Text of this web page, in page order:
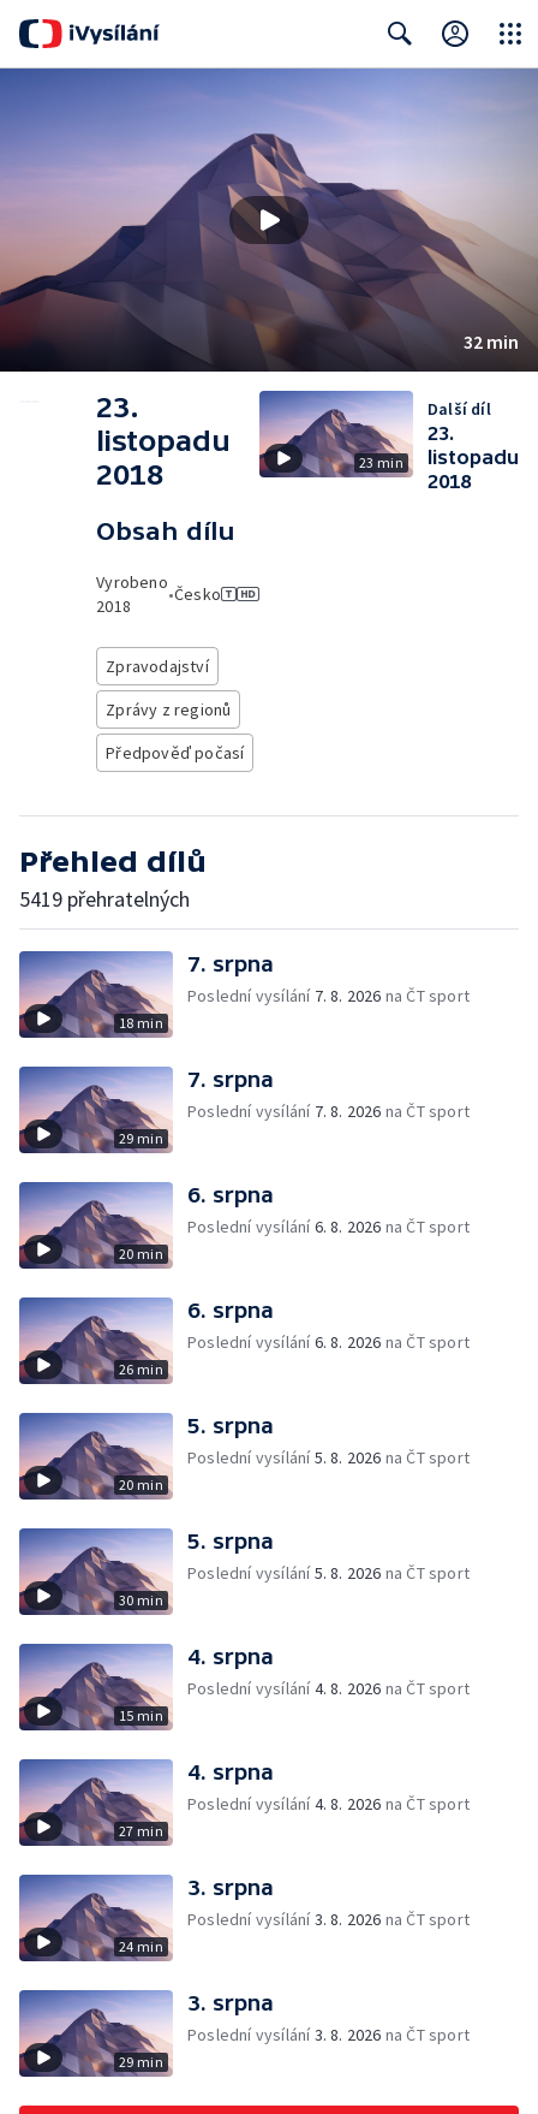
32 min
23.
listopadu
2018
Obsah dílu
Vyrobeno
2018
•Česko
Zpravodajství
Zprávy z regionů
Předpověď počasí
23 min
Další díl
23.
listopadu
2018
Přehled dílů
5419 přehratelných
18 min
7. srpna
Poslední vysílání 7. 8. 2026 na ČT sport
29 min
7. srpna
Poslední vysílání 7. 8. 2026 na ČT sport
20 min
6. srpna
Poslední vysílání6. 8. 2026 na ČT sport
26 min
6. srpna
Poslední vysílání6. 8. 2026 na ČT sport
20 min
5. srpna
Poslední vysílání5. 8. 2026 na ČT sport
30 min
5. srpna
Poslední vysílání5. 8. 2026 na ČT sport
15 min
4. srpna
Poslední vysílání4. 8. 2026 na ČT sport
27 min
4. srpna
Poslední vysílání4. 8. 2026 na ČT sport
24 min
3. srpna
Poslední vysílání3. 8. 2026 na ČT sport
29 min
3. srpna
Poslední vysílání3. 8. 2026 na ČT sport